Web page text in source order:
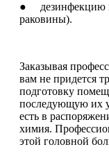
● дезинфекцию
раковины).
Заказывая
вам не придется
подготовку
последующую их
есть в
химия.
этой головной